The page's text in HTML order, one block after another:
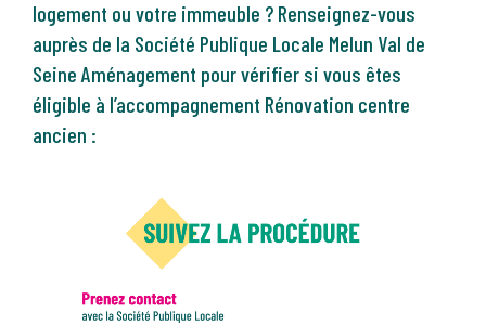
logement ou votre immeuble ? Renseignez-vous
auprès de la Société Publique Locale Melun Val de
Seine Aménagement pour vérifier si vous êtes
éligible à l’accompagnement Rénovation centre
ancien :